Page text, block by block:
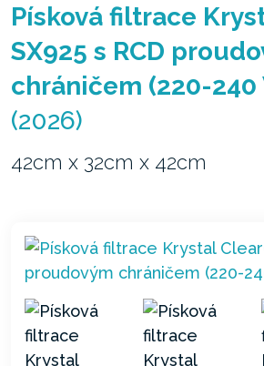
Písková filtrace
SX925 s RCD
chráničem (220-240
(2026)
42cm x 32cm x 42cm